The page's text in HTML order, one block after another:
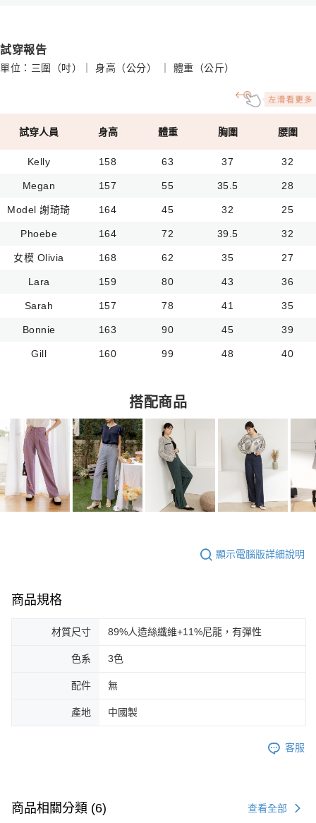
試穿報告
單位：三圍（吋）｜ 身高（公分） ｜ 體重（公斤）
試穿人員 身高 體重 胸圍 腰圍
Kelly 158 63 37 32
Megan 157 55 35.5 28
Model 謝琦琦 164 45 32 25
Phoebe 164 72 39.5 32
女模 Olivia 168 62 35 27
Lara 159 80 43 36
Sarah 157 78 41 35
Bonnie 163 90 45 39
Gill 160 99 48 40
搭配商品
顯示電腦版詳細說明
商品規格
材質尺寸 89%人造絲纖維+11%尼龍，有彈性
色系 3色
配件 無
產地 中國製
客服
商品相關分類 (6) 查看全部